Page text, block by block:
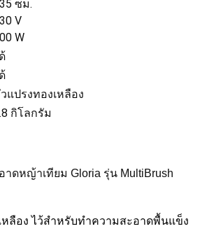
ซม.
V
W
แปรงทองเหลือง
กิโลกรัม
าดหญ้าเทียม Gloria รุ่น MultiBrush
หลือง ไว้สำหรับทำความสะอาดพื้นแข็ง